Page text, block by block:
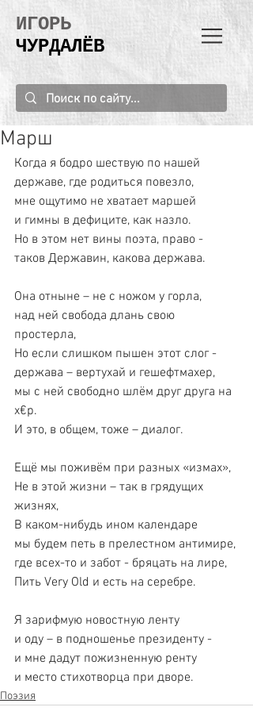
ИГОРЬ
ЧУРДАЛЁВ
Марш
Когда я бодро шествую по нашей
державе, где родиться повезло,
мне ощутимо не хватает маршей
и гимны в дефиците, как назло.
Но в этом нет вины поэта, право -
таков Державин, какова держава.
Она отныне – не с ножом у горла,
над ней свобода длань свою
простерла,
Но если слишком пышен этот слог -
держава – вертухай и гешефтмахер,
мы с ней свободно шлём друг друга на
х€р.
И это, в общем, тоже – диалог.
Ещё мы поживём при разных «измах»,
Не в этой жизни – так в грядущих
жизнях,
В каком-нибудь ином календаре
мы будем петь в прелестном антимире,
где всех-то и забот - бряцать на лире,
Пить Very Old и есть на серебре.
Я зарифмую новостную ленту
и оду – в подношенье президенту -
и мне дадут пожизненную ренту
и место стихотворца при дворе.
Поэзия